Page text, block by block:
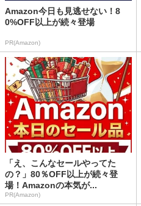
Amazon今日も見逃せない！8
0%OFF以上が続々登場
PR(Amazon)
「え、こんなセールやってた
の？」80％OFF以上が続々登
場！Amazonの本気が...
PR(Amazon)